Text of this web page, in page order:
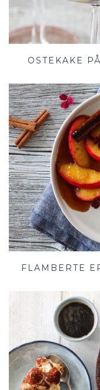
OSTEKAKE
FLAMBERTE